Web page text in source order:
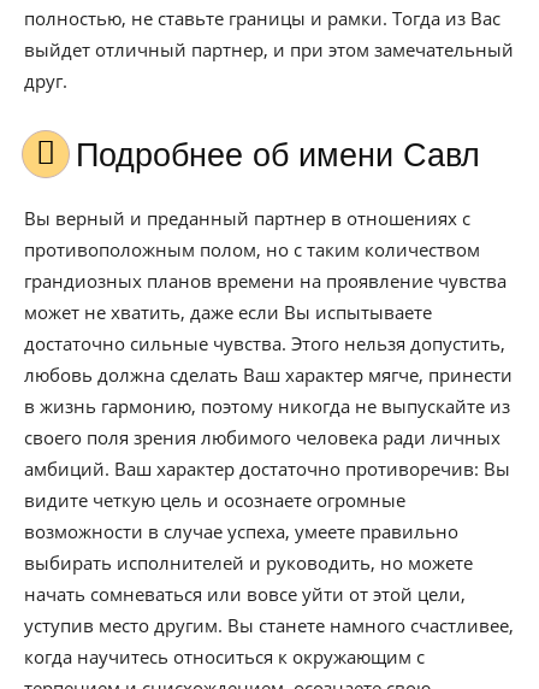
полностью, не ставьте границы и рамки. Тогда из Вас
выйдет отличный партнер, и при этом замечательный
друг.
Подробнее об имени Савл
Вы верный и преданный партнер в отношениях с
противоположным полом, но с таким количеством
грандиозных планов времени на проявление чувства
может не хватить, даже если Вы испытываете
достаточно сильные чувства. Этого нельзя допустить,
любовь должна сделать Ваш характер мягче, принести
в жизнь гармонию, поэтому никогда не выпускайте из
своего поля зрения любимого человека ради личных
амбиций. Ваш характер достаточно противоречив: Вы
видите четкую цель и осознаете огромные
возможности в случае успеха, умеете правильно
выбирать исполнителей и руководить, но можете
начать сомневаться или вовсе уйти от этой цели,
уступив место другим. Вы станете намного счастливее,
когда научитесь относиться к окружающим с